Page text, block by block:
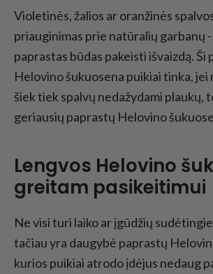
Violetinės, žalios ar oranžinės
priauginimas prie natūralių garbanų
paprastas būdas pakeisti išvaizdą. Ši
Helovino šukuosena puikiai tinka,
šiek tiek spalvų nedažydami plaukų,
geriausių paprastų Helovino
Lengvos Helovino
greitam pasikeitimui
Ne visi turi laiko ar įgūdžių
tačiau yra daugybė paprastų
kurios puikiai atrodo įdėjus nedaug